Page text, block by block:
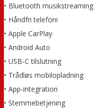
• Bluetooth musikstreaming
• Håndfri telefoni
• Apple CarPlay
• Android Auto
• USB-C tilslutning
• Trådløs mobilopladning
• App-integration
• Stemmebetjening